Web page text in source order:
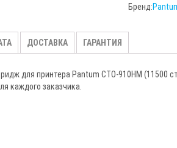
910HM
пурпурный,
ресурс
Бренд:
ДОСТАВКА ГАРАНТИЯ
для принтера Pantum CTO-910HM (11500
каждого заказчика.